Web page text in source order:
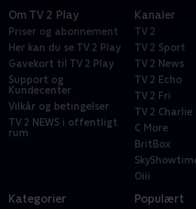
Om TV 2 Play
Priser og abonnement
Her kan du se TV 2 Play
Gavekort til TV 2 Play
Support og
Kundecenter
Vilkår og betingelser
TV 2 NEWS i offentligt
rum
Kanaler
TV 2
TV 2 Sport
TV 2 News
TV 2 Echo
TV 2 Fri
TV 2 Charlie
C More
BritBox
Oiii
Kategorier Populært